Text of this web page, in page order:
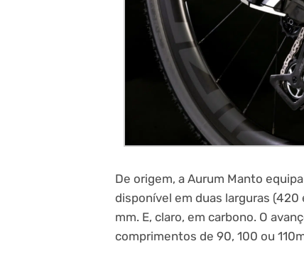
De origem, a Aurum Manto
disponível em duas larguras (420
mm. E, claro, em carbono. O
comprimentos de 90, 100 ou